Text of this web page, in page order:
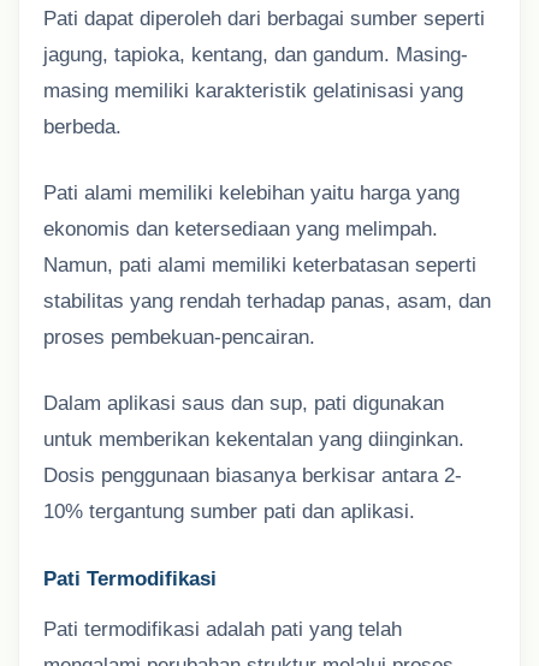
Pati dapat diperoleh dari berbagai sumber seperti
jagung, tapioka, kentang, dan gandum. Masing-
masing memiliki karakteristik gelatinisasi yang
berbeda.
Pati alami memiliki kelebihan yaitu harga yang
ekonomis dan ketersediaan yang melimpah.
Namun, pati alami memiliki keterbatasan seperti
stabilitas yang rendah terhadap panas, asam, dan
proses pembekuan-pencairan.
Dalam aplikasi saus dan sup, pati digunakan
untuk memberikan kekentalan yang diinginkan.
Dosis penggunaan biasanya berkisar antara 2-
10% tergantung sumber pati dan aplikasi.
Pati Termodifikasi
Pati termodifikasi adalah pati yang telah